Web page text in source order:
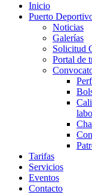
Inicio
Puerto
Noticias
Galerías
Solicitud
Portal de
Tarifas
Servicios
Eventos
Contacto